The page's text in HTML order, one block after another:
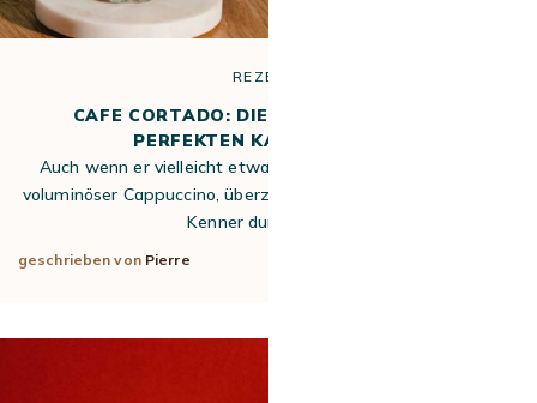
REZEPTE
CAFE CORTADO: DIE REZEPTUR FÜR DEN
PERFEKTEN KAFFEEGENUSS
Auch wenn er vielleicht etwas weniger bekannt ist als ein
voluminöser Cappuccino, überzeugt der Cortado Kaffee echte
Kenner durch seine…
geschrieben von Pierre